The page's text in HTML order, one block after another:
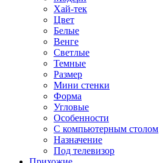
Хай-тек
Цвет
Белые
Венге
Светлые
Темные
Размер
Мини стенки
Форма
Угловые
Особенности
С компьютерным столом
Назначение
Под телевизор